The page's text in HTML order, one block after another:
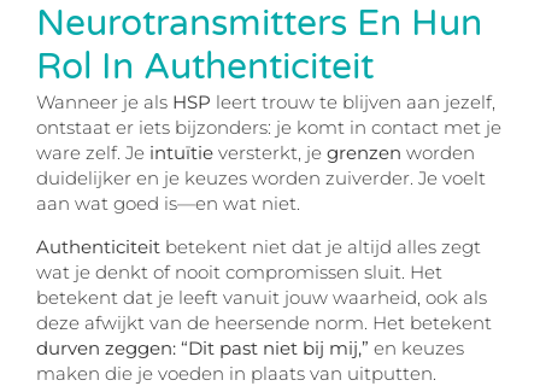
Neurotransmitters En Hun
Rol In Authenticiteit
Wanneer je als HSP leert trouw te blijven aan jezelf,
ontstaat er iets bijzonders: je komt in contact met je
ware zelf. Je intuïtie versterkt, je grenzen worden
duidelijker en je keuzes worden zuiverder. Je voelt
aan wat goed is—en wat niet.
Authenticiteit betekent niet dat je altijd alles zegt
wat je denkt of nooit compromissen sluit. Het
betekent dat je leeft vanuit jouw waarheid, ook als
deze afwijkt van de heersende norm. Het betekent
durven zeggen: “Dit past niet bij mij,” en keuzes
maken die je voeden in plaats van uitputten.